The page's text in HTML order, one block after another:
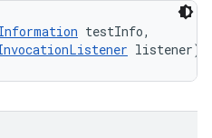
testInfo,
listener)